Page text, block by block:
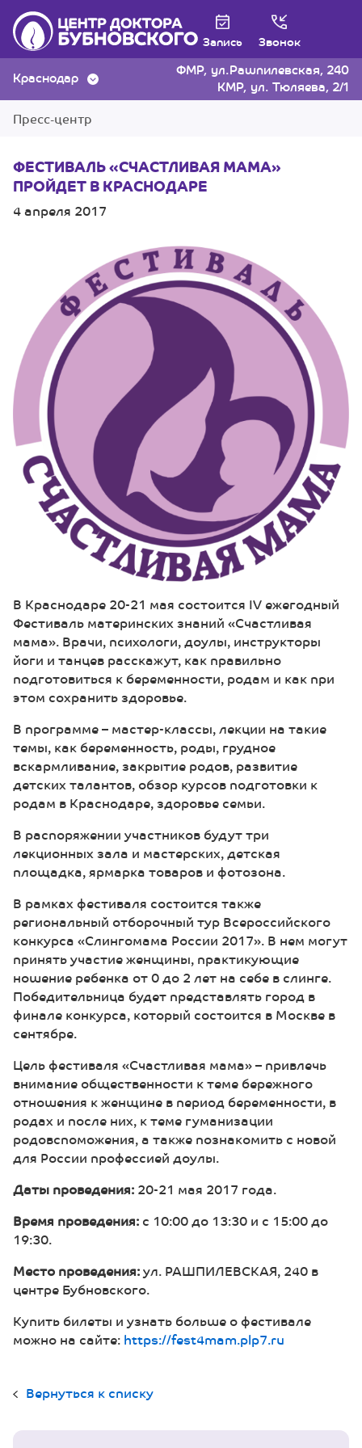
ФМР, ул.Рашпилевская, 240
КМР, ул. Тюляева, 2/1
Запись Звонок
Краснодар
Пресс-центр
ФЕСТИВАЛЬ «СЧАСТЛИВАЯ МАМА»
ПРОЙДЕТ В КРАСНОДАРЕ
4 апреля 2017
В Краснодаре 20-21 мая состоится IV ежегодный
Фестиваль материнских знаний «Счастливая
мама». Врачи, психологи, доулы, инструкторы
йоги и танцев расскажут, как правильно
подготовиться к беременности, родам и как при
этом сохранить здоровье.
В программе – мастер-классы, лекции на такие
темы, как беременность, роды, грудное
вскармливание, закрытие родов, развитие
детских талантов, обзор курсов подготовки к
родам в Краснодаре, здоровье семьи.
В распоряжении участников будут три
лекционных зала и мастерских, детская
площадка, ярмарка товаров и фотозона.
В рамках фестиваля состоится также
региональный отборочный тур Всероссийского
конкурса «Слингомама России 2017». В нем могут
принять участие женщины, практикующие
ношение ребенка от 0 до 2 лет на себе в слинге.
Победительница будет представлять город в
финале конкурса, который состоится в Москве в
сентябре.
Цель фестиваля «Счастливая мама» – привлечь
внимание общественности к теме бережного
отношения к женщине в период беременности, в
родах и после них, к теме гуманизации
родовспоможения, а также познакомить с новой
для России профессией доулы.
Даты проведения:20-21 мая 2017 года.
Время проведения:с 10:00 до 13:30 и с 15:00 до
19:30.
Место проведения:ул. РАШПИЛЕВСКАЯ, 240 в
центре Бубновского.
Купить билеты и узнать больше о фестивале
можно на сайте:https://fest4mam.plp7.ru
Вернуться к списку